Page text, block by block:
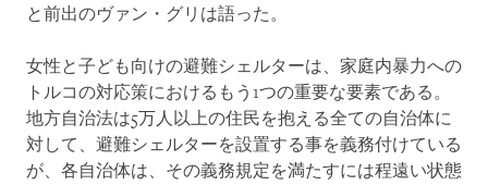
と前出のヴァン・グリは語った。
女性と子ども向けの避難シェルターは、家庭内暴力への
トルコの対応策におけるもう1つの重要な要素である。
地方自治法は5万人以上の住民を抱える全ての自治体に
対して、避難シェルターを設置する事を義務付けている
が、各自治体は、その義務規定を満たすには程遠い状態